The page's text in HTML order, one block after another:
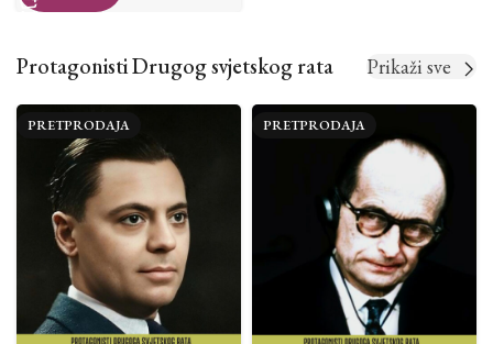
Protagonisti Drugog svjetskog rata Prikaži sve
PRETPRODAJA PRETPRODAJA